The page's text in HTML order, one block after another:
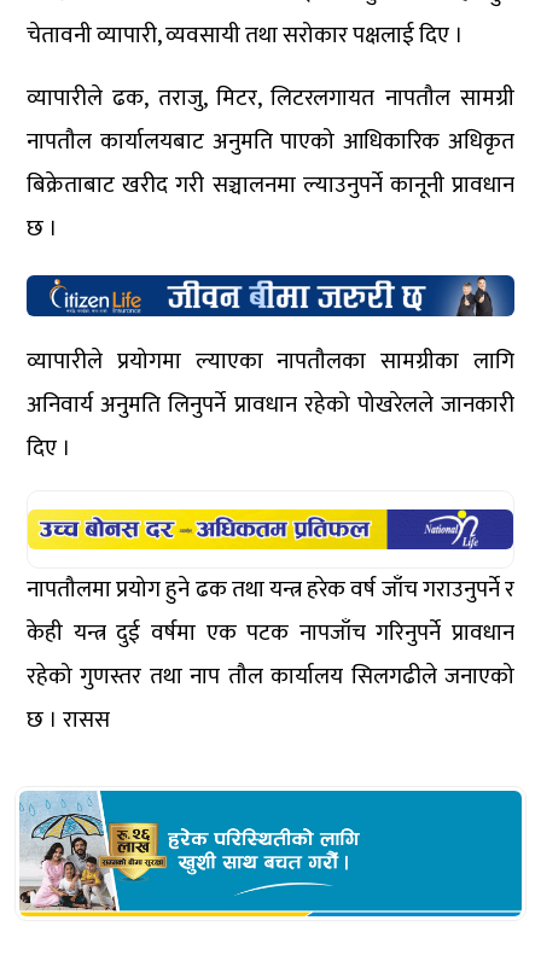
चेतावनी व्यापारी, व्यवसायी तथा सरोकार पक्षलाई दिए ।
व्यापारीले ढक, तराजु, मिटर, लिटरलगायत नापतौल सामग्री
नापतौल कार्यालयबाट अनुमति पाएको आधिकारिक अधिकृत
बिक्रेताबाट खरीद गरी सञ्चालनमा ल्याउनुपर्ने कानूनी प्रावधान
छ ।
व्यापारीले प्रयोगमा ल्याएका नापतौलका सामग्रीका लागि
अनिवार्य अनुमति लिनुपर्ने प्रावधान रहेको पोखरेलले जानकारी
दिए ।
नापतौलमा प्रयोग हुने ढक तथा यन्त्र हरेक वर्ष जाँच गराउनुपर्ने र
केही यन्त्र दुई वर्षमा एक पटक नापजाँच गरिनुपर्ने प्रावधान
रहेको गुणस्तर तथा नाप तौल कार्यालय सिलगढीले जनाएको
छ । रासस